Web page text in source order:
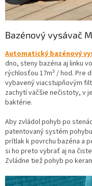
Bazénový vysávač
Automatický bazénový
dno, steny bazéna aj linku
rýchlosťou 17m³ / hod. Pre
vybavený viacstupňovým
zachytí väčšie nečistoty, v
baktérie.
Aby zvládol pohyb po
patentovaný systém
prítlak k povrchu bazéna a
si ho preto vybrať aj na
Zvládne tiež pohyb po